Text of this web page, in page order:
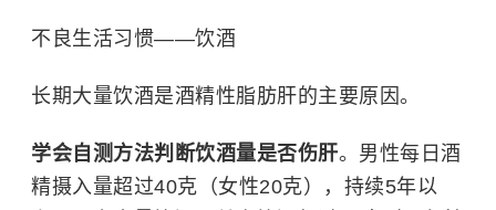
不良生活习惯——饮酒
长期大量饮酒是酒精性脂肪肝的主要原因。
学会自测方法判断饮酒量是否伤肝。男性每日酒
精摄入量超过40克（女性20克），持续5年以